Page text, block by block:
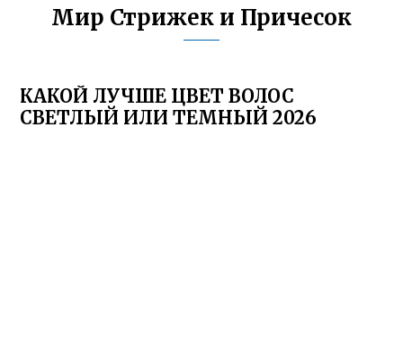
Мир Стрижек и Причесок
КАКОЙ ЛУЧШЕ ЦВЕТ ВОЛОС
СВЕТЛЫЙ ИЛИ ТЕМНЫЙ 2026